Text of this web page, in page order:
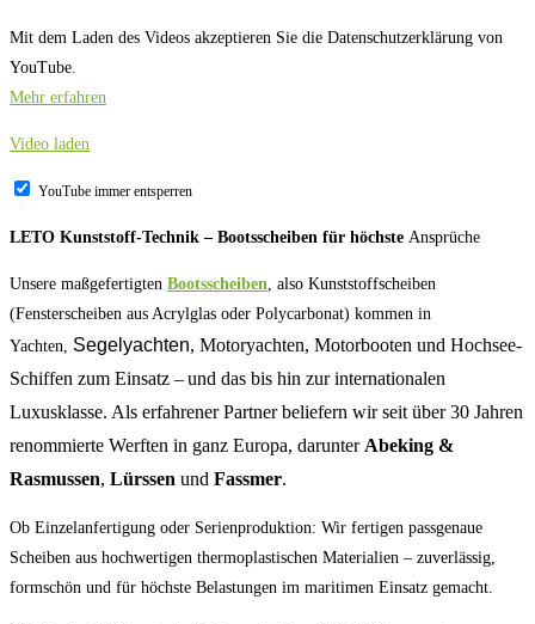
Mit dem Laden des Videos akzeptieren Sie die Datenschutzerklärung von
YouTube.
Mehr erfahren
Video laden
YouTube immer entsperren
LETO Kunststoff-Technik – Bootsscheiben für höchste Ansprüche
Unsere maßgefertigten Bootsscheiben, also Kunststoffscheiben
(Fensterscheiben aus Acrylglas oder Polycarbonat) kommen in
Yachten, Segelyachten, Motoryachten, Motorbooten und Hochsee-
Schiffen zum Einsatz – und das bis hin zur internationalen
Luxusklasse. Als erfahrener Partner beliefern wir seit über 30 Jahren
renommierte Werften in ganz Europa, darunterAbeking &
Rasmussen, Lürssen und Fassmer.
Ob Einzelanfertigung oder Serienproduktion: Wir fertigen passgenaue
Scheiben aus hochwertigen thermoplastischen Materialien – zuverlässig,
formschön und für höchste Belastungen im maritimen Einsatz gemacht.